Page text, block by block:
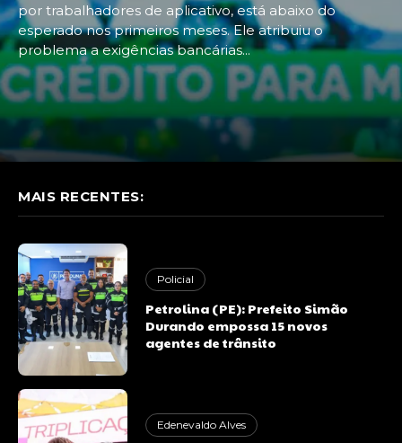
por trabalhadores de aplicativo, está abaixo do
esperado nos primeiros meses. Ele atribuiu o
problema a exigências bancárias...
MAIS RECENTES:
Policial
Petrolina (PE): Prefeito Simão
Durando empossa 15 novos
agentes de trânsito
Edenevaldo Alves